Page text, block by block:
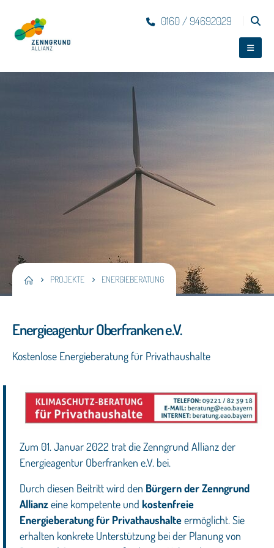
0160 / 94692029
PROJEKTE ENERGIEBERATUNG
Energieagentur Oberfranken e.V.
Kostenlose Energieberatung für Privathaushalte
Zum 01. Januar 2022 trat die Zenngrund Allianz der
Energieagentur Oberfranken e.V. bei.
Durch diesen Beitritt wird den Bürgern der Zenngrund
Allianzeine kompetente und kostenfreie
Energieberatung für Privathaushalteermöglicht. Sie
erhalten konkrete Unterstützung bei der Planung von